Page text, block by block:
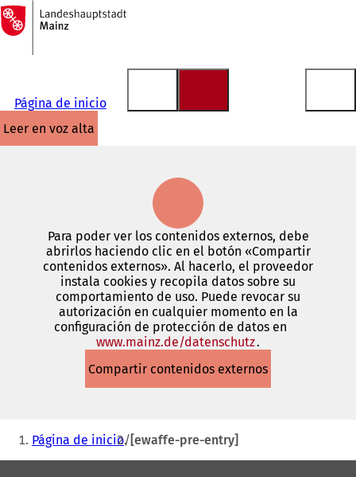
Saltar al contenido
A
la
página
Página de inicio
leer en voz alta
Para poder ver los contenidos externos, debe
abrirlos haciendo clic en el botón «Compartir
contenidos externos». Al hacerlo, el proveedor
instala cookies y recopila datos sobre su
comportamiento de uso. Puede revocar su
autorización en cualquier momento en la
configuración de protección de datos en
www.mainz.de/datenschutz(Se
en
una
.
Compartir contenidos externos
Estás
aquí:
Página de inicio [ewaffe-pre-entry]